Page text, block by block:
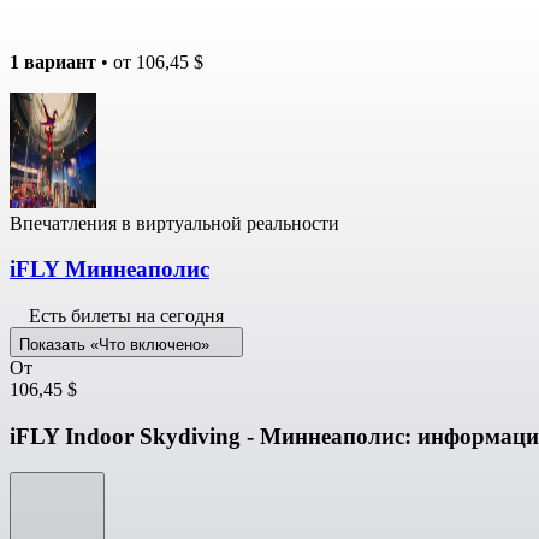
1 вариант • от 106,45 $
Впечатления в виртуальной реальности
iFLY Миннеаполис
Есть билеты на сегодня
Показать «Что включено»
От
106,45 $
iFLY Indoor Skydiving - Миннеаполис: